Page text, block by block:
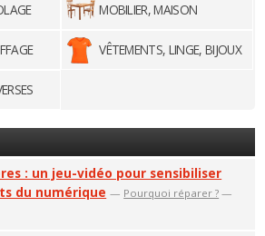
MOBILIER, MAISON
VÊTEMENTS, LINGE, BIJOUX
: un jeu-vidéo pour sensibiliser
du numérique — Pourquoi réparer ? —